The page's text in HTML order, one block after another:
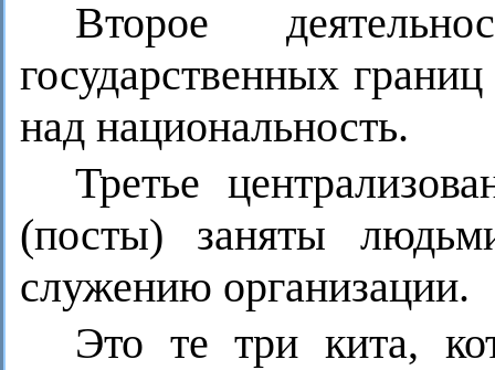
Второе
государственных
над национальность.
Третье
(посты) заняты
служению организации.
Это те три кита,